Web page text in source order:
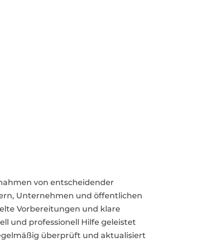
von entscheidender
Unternehmen und öffentlichen
Vorbereitungen und klare
und professionell Hilfe geleistet
überprüft und aktualisiert